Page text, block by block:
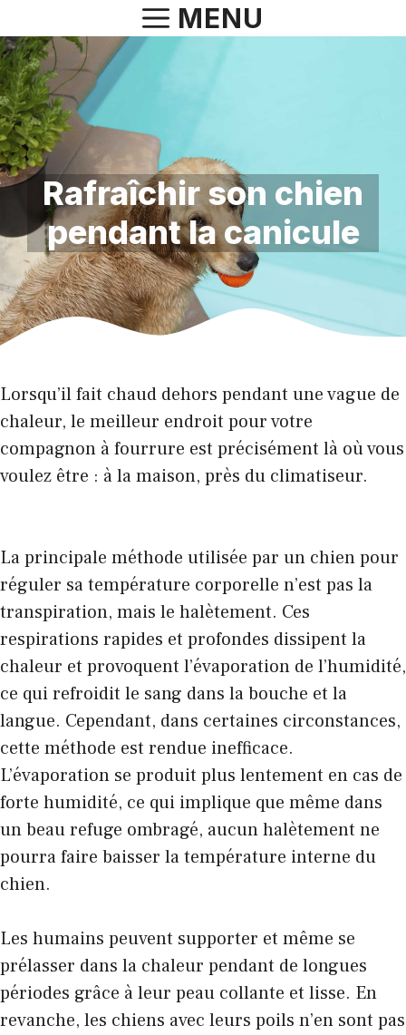
au
contenu
MENU
Rafraîchir son chien
pendant la canicule
Lorsqu’il fait chaud dehors pendant une vague de
chaleur, le meilleur endroit pour votre
compagnon à fourrure est précisément là où vous
voulez être : à la maison, près du climatiseur.
La principale méthode utilisée par un chien pour
réguler sa température corporelle n’est pas la
transpiration, mais le halètement. Ces
respirations rapides et profondes dissipent la
chaleur et provoquent l’évaporation de l’humidité,
ce qui refroidit le sang dans la bouche et la
langue. Cependant, dans certaines circonstances,
cette méthode est rendue inefficace.
L’évaporation se produit plus lentement en cas de
forte humidité, ce qui implique que même dans
un beau refuge ombragé, aucun halètement ne
pourra faire baisser la température interne du
chien.
Les humains peuvent supporter et même se
prélasser dans la chaleur pendant de longues
périodes grâce à leur peau collante et lisse. En
revanche, les chiens avec leurs poils n’en sont pas